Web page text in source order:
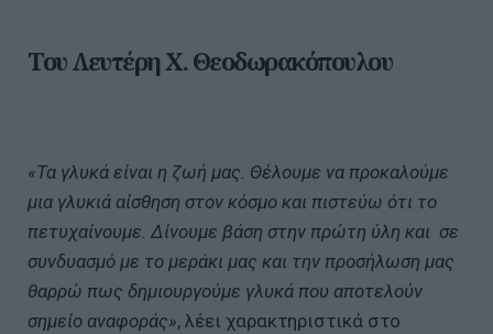
Του Λευτέρη Χ. Θεοδωρακόπουλου
«Τα γλυκά είναι η ζωή μας. Θέλουμε να προκαλούμε
μια γλυκιά αίσθηση στον κόσμο και πιστεύω ότι το
πετυχαίνουμε. Δίνουμε βάση στην πρώτη ύλη και σε
συνδυασμό με το μεράκι μας και την προσήλωση μας
θαρρώ πως δημιουργούμε γλυκά που αποτελούν
σημείο αναφοράς», λέει χαρακτηριστικά στο